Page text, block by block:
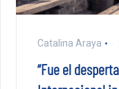
Catalina Araya
“Fue el